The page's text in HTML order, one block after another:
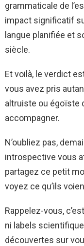
grammaticale de
impact significatif
langue planifiée et
siècle.
Et voilà, le verdict
vous avez pris
altruiste ou égoïste
accompagner.
N’oubliez pas,
introspective vous
partagez ce petit
voyez ce qu’ils
Rappelez-vous,
ni labels
découvertes sur